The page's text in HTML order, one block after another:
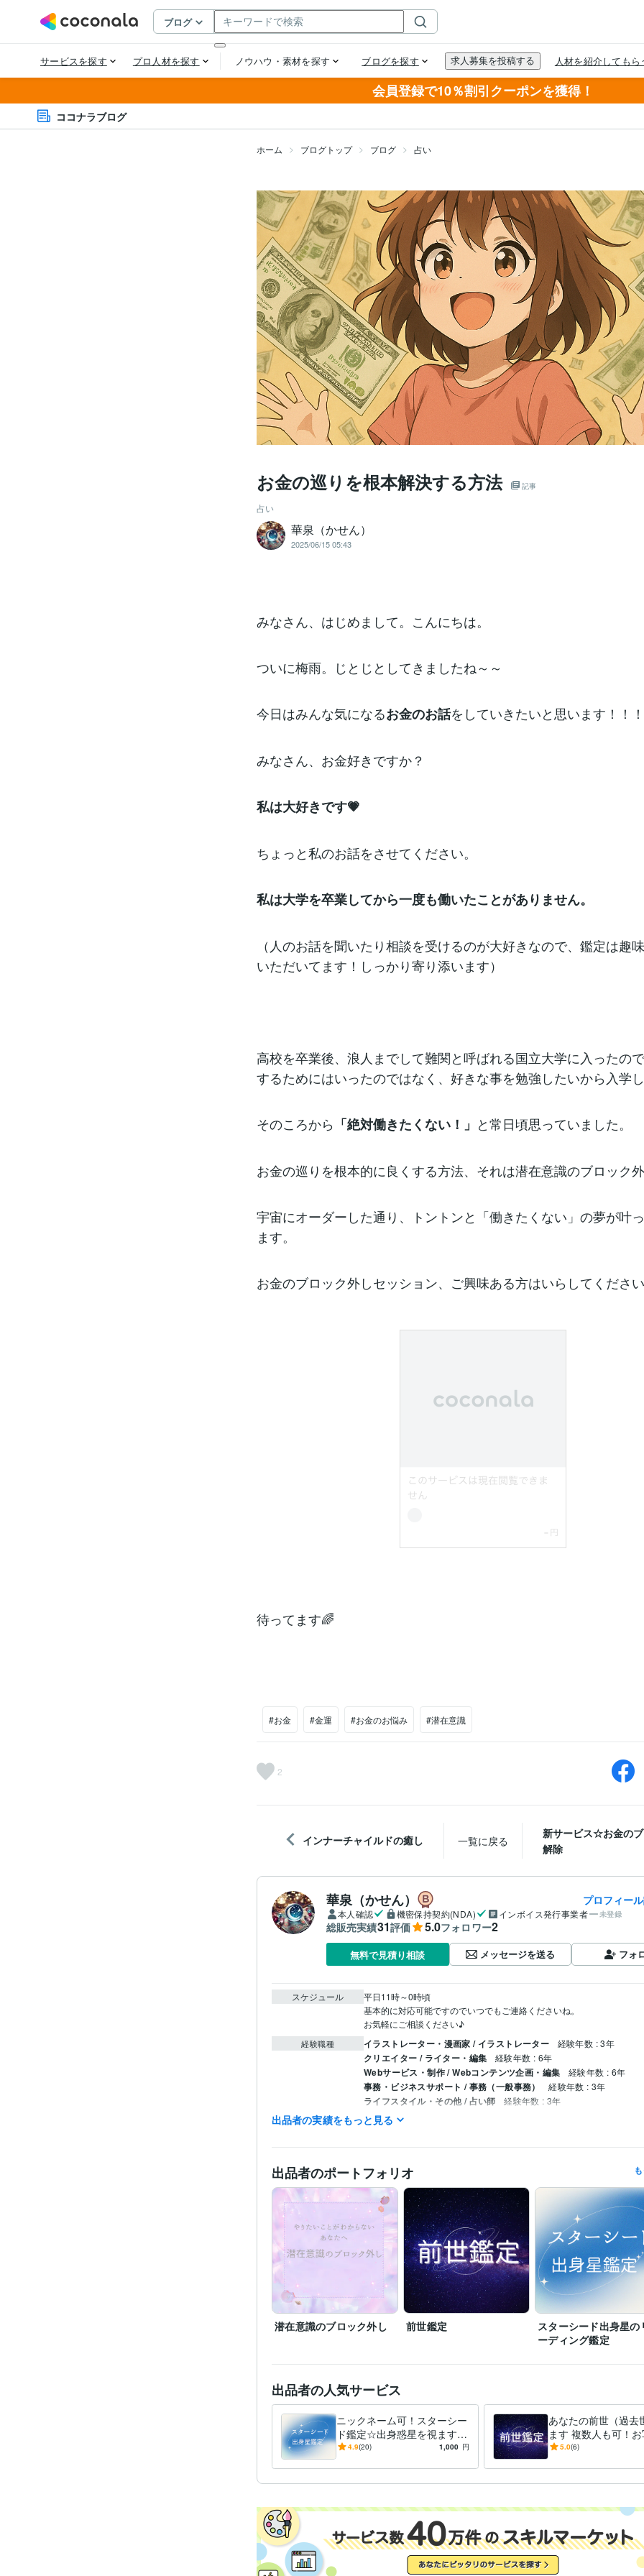
会員登録で10％割引クーポンを獲得！
ココナラブログ
ホーム ブログトップ ブログ 占い
お金の巡りを根本解決する方法 記事
占い
華泉（かせん）
2025/06/15 05:43
みなさん、はじめまして。こんにちは。
ついに梅雨。じとじとしてきましたね～～
今日はみんな気になるお金のお話をしていきたいと思います！！！
みなさん、お金好きですか？
私は大好きです💗
ちょっと私のお話をさせてください。
私は大学を卒業してから一度も働いたことがありません。
（人のお話を聞いたり相談を受けるのが大好きなので、鑑定は趣
いただいてます！しっかり寄り添います）
高校を卒業後、浪人までして難関と呼ばれる国立大学に入ったの
するためにはいったのではなく、好きな事を勉強したいから入学し
そのころから 「絶対働きたくない！」 と常日頃思っていました。
お金の巡りを根本的に良くする方法、それは潜在意識のブロック
宇宙にオーダーした通り、トントンと「働きたくない」の夢が叶
ます。
お金のブロック外しセッション、ご興味ある方はいらしてくださ
待ってます🌈
#お金 #金運 #お金のお悩み #潜在意識
2
インナーチャイルドの癒し 一覧に戻る
新サービス☆お金の
解除
華泉（かせん） プロフィー
本人確認 機密保持契約(NDA) インボイス発行事業者 未登録
総販売実績31評価 5.0フォロワー2
無料で見積り相談 メッセージを送る フォ
スケジュール
平日11時～0時頃
基本的に対応可能ですのでいつでもご連絡くださいね。
お気軽にご相談ください♪
経験職種 イラストレーター・漫画家 / イラストレーター 経験年数 : 3年
クリエイター / ライター・編集 経験年数 : 6年
Webサービス・制作 / Webコンテンツ企画・編集 経験年数 : 6年
事務・ビジネスサポート / 事務（一般事務） 経験年数 : 3年
ライフスタイル・その他 / 占い師 経験年数 : 3年
資格・検定 2級FP技能士
世界遺産検定2級
3級FP技能士
プログラミング言
語・フレームワーク
CSS:3年
ビジネス・クリエイ
ティブツール
WordPress:6年弥生会計:5年Canva:4年 CLIP STUDIO PAINT:3年
占い 霊視透視リーディングによる前世鑑定 スターシード☆出身星鑑
ルコードカット・やり方伝授
悩み相談・カウンセリング 現実創造 引き寄せの法則 潜在意識
ツ
ウルメイトと出会う
中国語 日常会話レベル
出品者の実績をもっと見る
出品者のポートフォリオ
潜在意識のブロック外し 前世鑑定
スターシード出身星の
ーディング鑑定
出品者の人気サービス
ニックネーム可！スターシー
ド鑑定☆出身惑星を視ます
あなたの魂が親しみを感じる
4.9(20) 1,000 円
あなたの前世（過去
ます 複数人も可！
ら前世をリーディン
5.0(6)